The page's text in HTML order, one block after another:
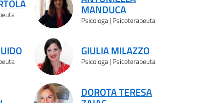
MANDUCA
Psicologa | Psicoterapeuta
GIULIA MILAZZO
Psicologa | Psicoterapeuta
DOROTA TERESA